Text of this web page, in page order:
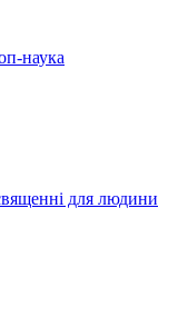
наука
для людини